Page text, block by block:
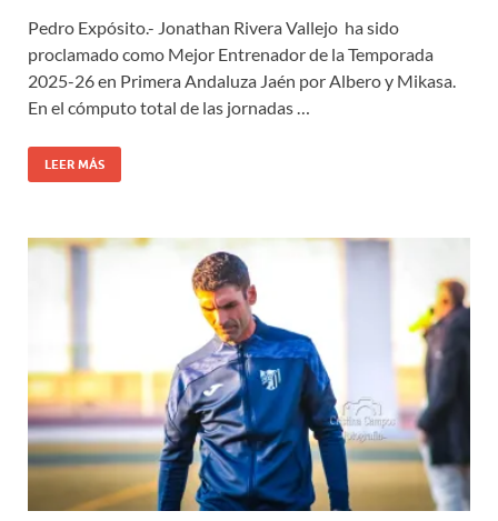
Pedro Expósito.- Jonathan Rivera Vallejo ha sido
proclamado como Mejor Entrenador de la Temporada
2025-26 en Primera Andaluza Jaén por Albero y Mikasa.
En el cómputo total de las jornadas …
LEER MÁS